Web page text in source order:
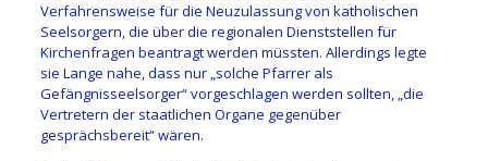
Verfahrensweise für die Neuzulassung von katholischen
Seelsorgern, die über die regionalen Dienststellen für
Kirchenfragen beantragt werden müssten. Allerdings legte
sie Lange nahe, dass nur „solche Pfarrer als
Gefängnisseelsorger“ vorgeschlagen werden sollten, „die
Vertretern der staatlichen Organe gegenüber
gesprächsbereit“ wären.